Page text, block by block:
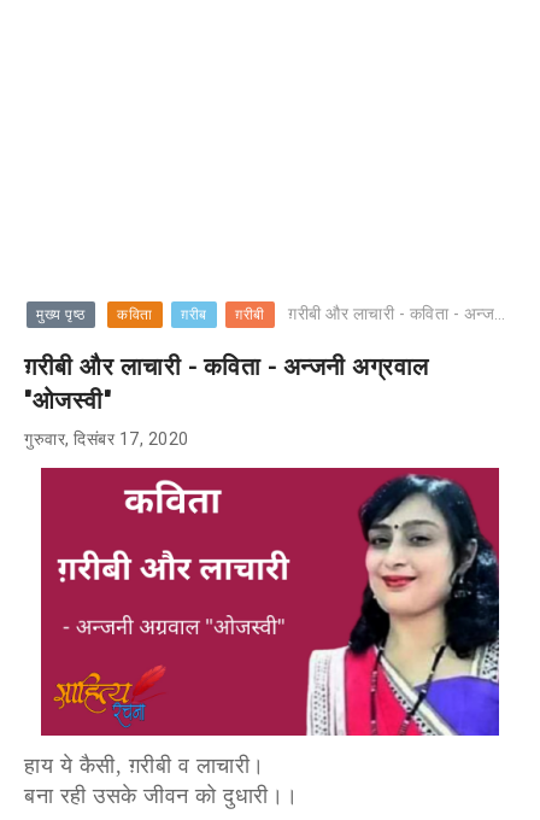
मुख्य पृष्ठ कविता ग़रीब ग़रीबी ग़रीबी और लाचारी - कविता - अन्जनी अग्रवाल "ओजस्वी"
ग़रीबी और लाचारी - कविता - अन्जनी अग्रवाल
"ओजस्वी"
गुरुवार, दिसंबर 17, 2020
हाय ये कैसी, ग़रीबी व लाचारी।
बना रही उसके जीवन को दुधारी।।